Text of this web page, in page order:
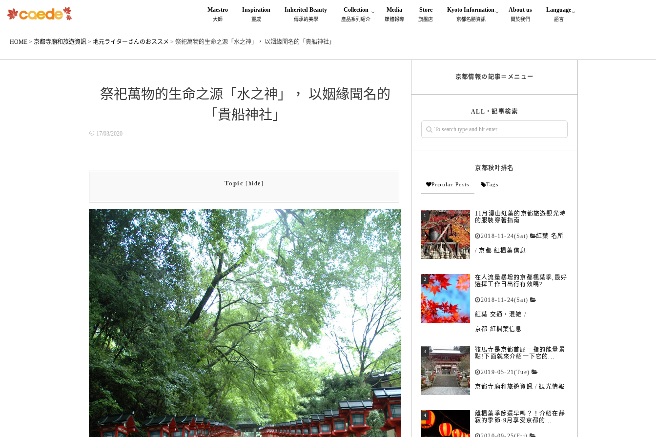
Maestro
大師
Inspiration
靈感
Inherited Beauty
傳承的美學
Collection
產品系列紹介
Media
媒體報導
Store
旗艦店
Kyoto Information
京都名勝資訊
About us
閞於我們
Language
語言
HOME > 京都寺廟和旅遊資訊 > 地元ライターさんのおススメ > 祭祀萬物的生命之源「水之神」， 以姻緣聞名的「貴船神社」
祭祀萬物的生命之源「水之神」， 以姻緣聞名的
「貴船神社」
17/03/2020
Topic [hide]
京都情報の記事＝メニュー
ALL・記事検索
京都秋叶排名
Popular Posts Tags
11月漫山紅葉的京都旅遊觀光時
的服裝穿著指南
2018-11-24(Sat) 紅葉 名所
/京都 紅楓葉信息
在人流量暴增的京都楓葉季,最好
選擇工作日出行有效嗎?
2018-11-24(Sat)
紅葉 交通・混雑 /
京都 紅楓葉信息
鞍馬寺是京都首屈一指的能量景
點!下面就來介紹一下它的...
2019-05-21(Tue)
京都寺廟和旅遊資訊 /観光情報
離楓葉季節還早嗎？！介紹在靜
寂的季節·9月享受京都的...